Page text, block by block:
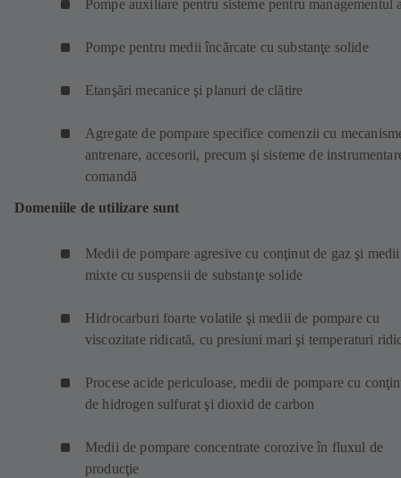
Pompe auxiliare pentru sisteme pentru managementul
Pompe pentru medii încărcate cu substanţe solide
Etanşări mecanice şi planuri de clătire
Agregate de pompare specifice comenzii cu
antrenare, accesorii, precum şi sisteme de
comandă
Domeniile de utilizare sunt
Medii de pompare agresive cu conţinut de gaz şi medii
mixte cu suspensii de substanţe solide
Hidrocarburi foarte volatile şi medii de pompare cu
viscozitate ridicată, cu presiuni mari şi temperaturi
Procese acide periculoase, medii de pompare cu
de hidrogen sulfurat şi dioxid de carbon
Medii de pompare concentrate corozive în fluxul de
producţie